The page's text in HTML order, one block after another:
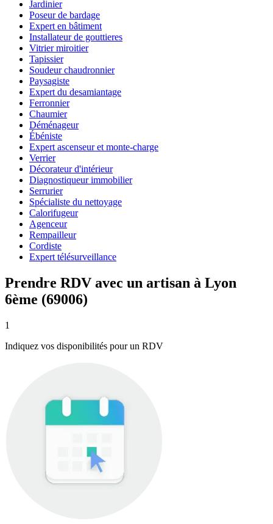
Jardinier
Poseur de bardage
Expert en bâtiment
Installateur de gouttieres
Vitrier miroitier
Tapissier
Soudeur chaudronnier
Paysagiste
Expert du desamiantage
Ferronnier
Chaumier
Déménageur
Ébéniste
Expert ascenseur et monte-charge
Verrier
Décorateur d'intérieur
Diagnostiqueur immobilier
Serrurier
Spécialiste du nettoyage
Calorifugeur
Agenceur
Rempailleur
Cordiste
Expert télésurveillance
Prendre RDV avec un artisan à Lyon
6ème (69006)
1
Indiquez vos disponibilités pour un RDV